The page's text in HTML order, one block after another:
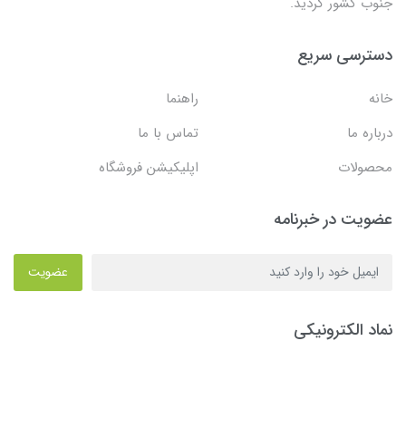
دسترسی سریع
خانه
راهنما
درباره ما
تماس با ما
محصولات
اپلیکیشن فروشگاه
عضویت در خبرنامه
عضویت
نماد الکترونیکی